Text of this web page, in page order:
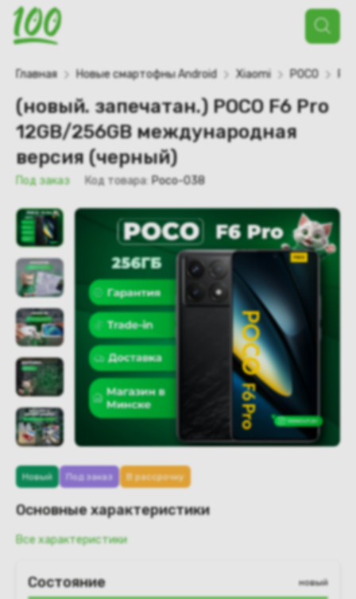
Поиск
товаров
Главная Новые смартофны Android Xiaomi POCO
(новый. запечатан.) POCO F6 Pro
12GB/256GB международная
версия (черный)
Под заказ Код товара: Poco-038
Новый Под заказ В рассрочку
Основные характеристики
Все характеристики
Состояние новый